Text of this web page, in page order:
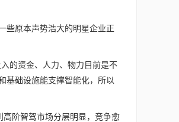
些原本声势浩大的明星企业正
的资金、人力、物力目前是不
基础设施能支撑智能化，所以
阶智驾市场分层明显，竞争愈